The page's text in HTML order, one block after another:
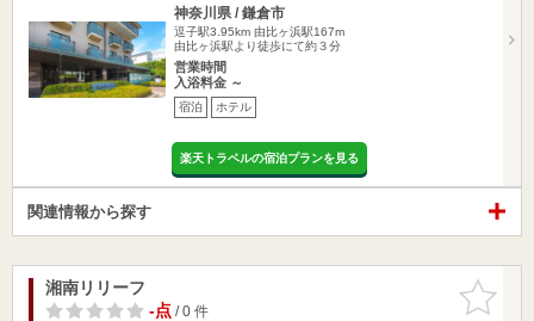
神奈川県 / 鎌倉市
逗子駅3.95km 由比ヶ浜駅167m
由比ヶ浜駅より徒歩にて約３分
営業時間
入浴料金 ～
宿泊 ホテル
楽天トラベルの宿泊プランを見る
関連情報から探す
お気に入
りに追加
湘南リリーフ
-点/ 0 件